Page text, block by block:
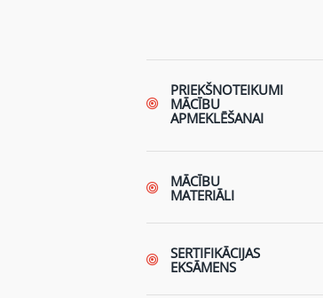
PRIEKŠNOTEIKUMI
MĀCĪBU
APMEKLĒŠANAI
MĀCĪBU
MATERIĀLI
SERTIFIKĀCIJAS
EKSĀMENS